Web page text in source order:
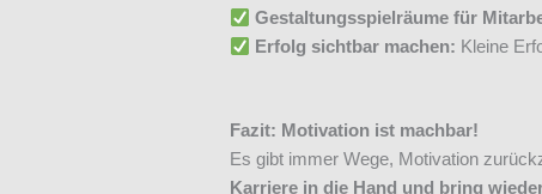
Gestaltungsspielräume für
Erfolg sichtbar machen: Kleine
Fazit: Motivation ist machbar!
Es gibt immer Wege, Motivation
Karriere in die Hand und bring